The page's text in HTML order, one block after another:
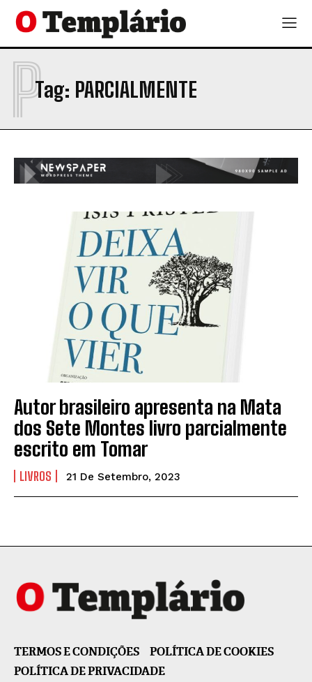
Tag: PARCIALMENTE
P
Autor brasileiro apresenta na Mata
dos Sete Montes livro parcialmente
escrito em Tomar
LIVROS 21 De Setembro, 2023
TERMOS E CONDIÇÕES
POLÍTICA DE COOKIES
POLÍTICA DE PRIVACIDADE